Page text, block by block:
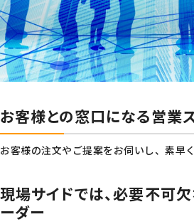
お客様との窓口になる営業
お客様の注文やご提案をお伺いし、素早
現場サイドでは、必要不可
ーダー